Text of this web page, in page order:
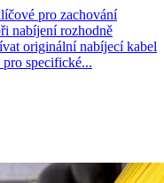
pro zachování
nabíjení rozhodně
originální nabíjecí kabel
pro specifické...